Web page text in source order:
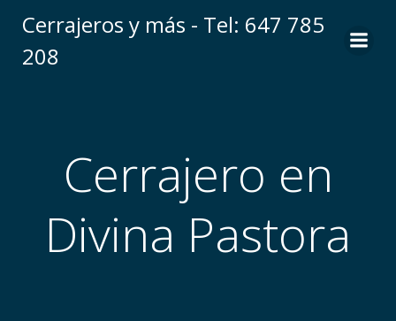
Cerrajeros y más - Tel: 647 785
208
Cerrajero en
Divina Pastora